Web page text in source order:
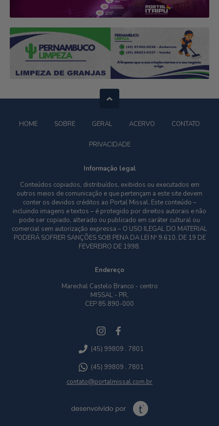
HOME SOBRE GERAL ACERVO CONTATO
PRIVACIDADE
Informação legal
Conteúdos copiados, distribuídos, exibidos ou executados em
outros meios de comunicação e que pertençam a este site devem
conter os devidos créditos ao Portal Missal. Este conteúdo –
incluindo imagens e textos – é protegido por direitos autorais e não
pode ser copiado, alterado ou publicado em caráter cultural ou
comercial sem autorização expressa – O USO ILEGAL DO MATERIAL
PODERÁ SOFRER SANÇÕES SOB PENA DA LEI Nº 9.610, DE 19 DE
FEVEREIRO DE 1998.
Endereço
Marechal Castelo Branco - centro
MISSAL - PR,
CEP 85.890-000
(45) 99809 . 7801
(45) 99809 . 7801
contato@portalmissal.com.br